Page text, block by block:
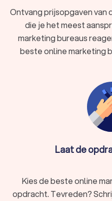
Ontvang prijsopgaven van
die je het meest
marketing bureaus
beste online marketing
Laat de
Kies de beste online
opdracht. Tevreden?